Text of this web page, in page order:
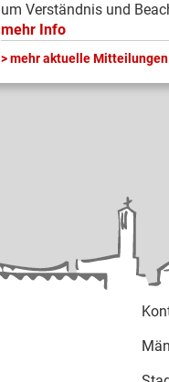
um Verständnis und
mehr Info
mehr aktuelle Mitteilungen